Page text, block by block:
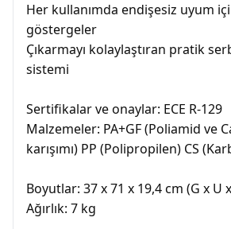
Her kullanımda endişesiz uyum
göstergeler
Çıkarmayı kolaylaştıran pratik
sistemi
Sertifikalar ve onaylar: ECE R-129
Malzemeler: PA+GF (Poliamid ve
karışımı) PP (Polipropilen) CS
Boyutlar: 37 x 71 x 19,4 cm (G x U
Ağırlık: 7 kg